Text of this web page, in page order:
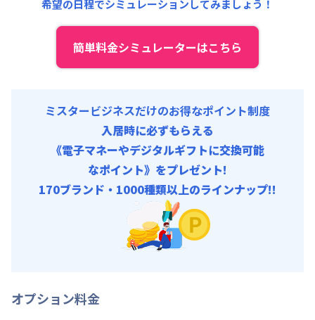
その他費用 :
火災保険料: 1,500円/月
事務手数料 : 10,000円/回 (税抜)
希望の日程でシミュレーションしてみましょう！
簡単料金シミュレーターはこちら
ミスタービジネスだけのお得なポイント制度
入居時に必ずもらえる
《電子マネーやデジタルギフトに交換可能
なポイント》をプレゼント!
170ブランド・1000種類以上のラインナップ!!
オプション料金